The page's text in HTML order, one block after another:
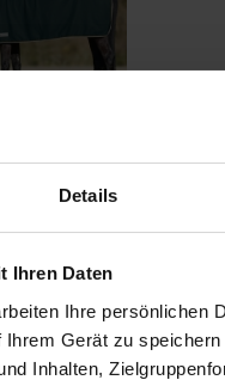
Details
Ihren Daten
Ihre persönlichen
Gerät zu
Inhalten,
Economic